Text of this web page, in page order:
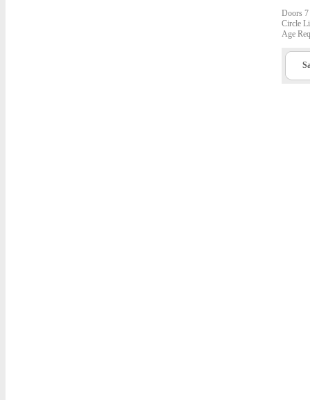
Doors
Circle
Age